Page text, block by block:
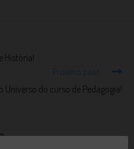
História!
Próximo post
Universo do curso de Pedagogia!